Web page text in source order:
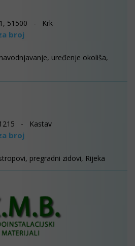
51500 - Krk
broj
uređenje okoliša,
- Kastav
broj
pregradni zidovi, Rijeka